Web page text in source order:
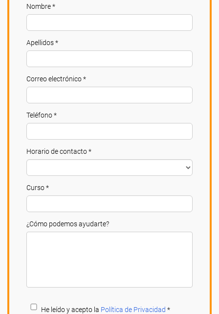
Nombre *
Apellidos *
Correo electrónico *
Teléfono *
Horario de contacto *
Curso *
¿Cómo podemos ayudarte?
He leído y acepto la Política de Privacidad *